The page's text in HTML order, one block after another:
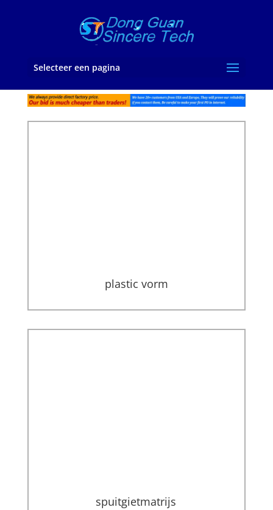
Selecteer een pagina
plastic vorm
spuitgietmatrijs